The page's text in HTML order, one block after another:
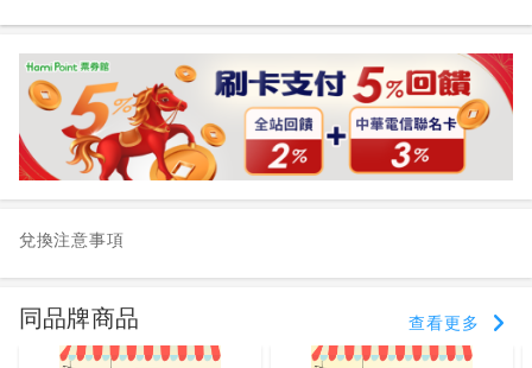
兌換注意事項
同品牌商品 查看更多